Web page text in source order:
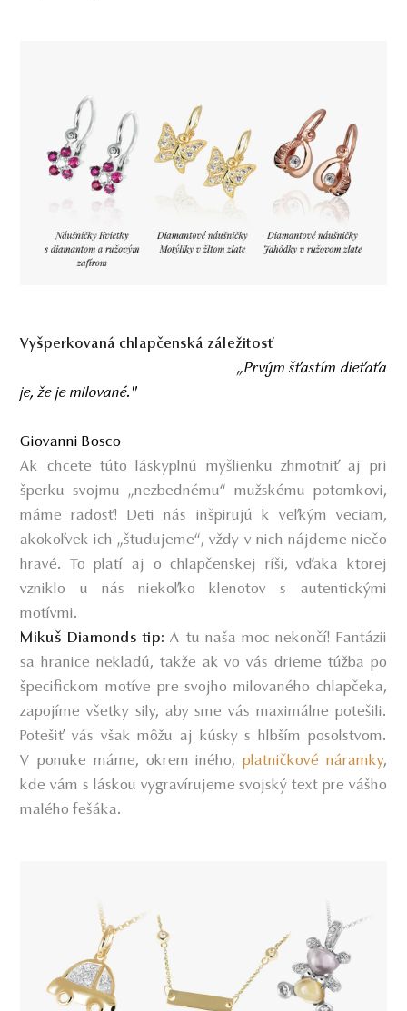
Vyšperkovaná chlapčenská záležitosť
„Prvým šťastím dieťaťa
je, že je milované."
Giovanni Bosco
Ak chcete túto láskyplnú myšlienku zhmotniť aj pri
šperku svojmu „nezbednému“ mužskému potomkovi,
máme radosť! Deti nás inšpirujú k veľkým veciam,
akokoľvek ich „študujeme“, vždy v nich nájdeme niečo
hravé. To platí aj o chlapčenskej ríši, vďaka ktorej
vzniklo u nás niekoľko klenotov s autentickými
motívmi.
Mikuš Diamonds tip:A tu naša moc nekončí! Fantázii
sa hranice nekladú, takže ak vo vás drieme túžba po
špecifickom motíve pre svojho milovaného chlapčeka,
zapojíme všetky sily, aby sme vás maximálne potešili.
Potešiť vás však môžu aj kúsky s hlbším posolstvom.
V ponuke máme, okrem iného, platničkové náramky,
kde vám s láskou vygravírujeme svojský text pre vášho
malého fešáka.